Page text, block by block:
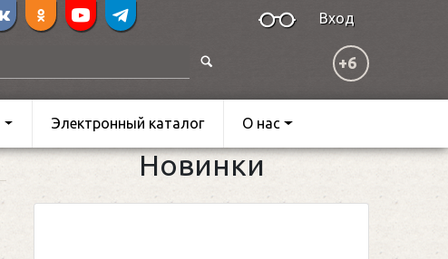
Вход
+6
Электронный каталог О нас
Новинки